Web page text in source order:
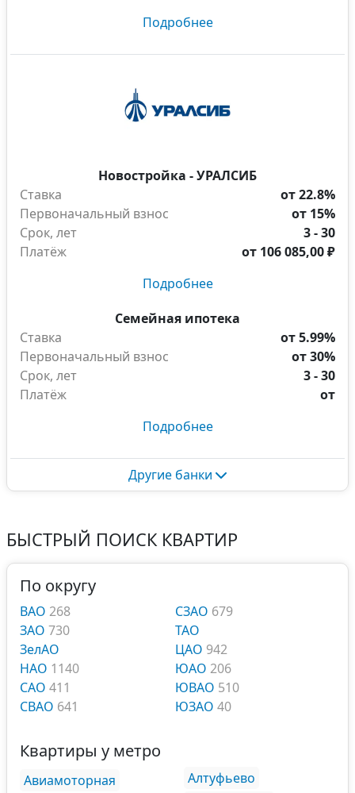
Подробнее
Новостройка - УРАЛСИБ
Ставка
от 22.8%
Первоначальный взнос
от 15%
Срок, лет
3 - 30
Платёж
от 106 085,00 ₽
Подробнее
Семейная ипотека
Ставка
от 5.99%
Первоначальный взнос
от 30%
Срок, лет
3 - 30
Платёж
от
Подробнее
Другие банки
БЫСТРЫЙ ПОИСК КВАРТИР
По округу
ВАО 268
ЗАО 730
ЗелАО
НАО 1140
САО 411
СВАО 641
СЗАО 679
ТАО
ЦАО 942
ЮАО 206
ЮВАО 510
ЮЗАО 40
Квартиры у метро
Авиамоторная
Алтуфьево